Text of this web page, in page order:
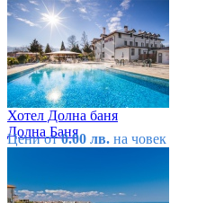
Хотел Долна баня
Долна Баня
Цени от0.00 лв. на човек